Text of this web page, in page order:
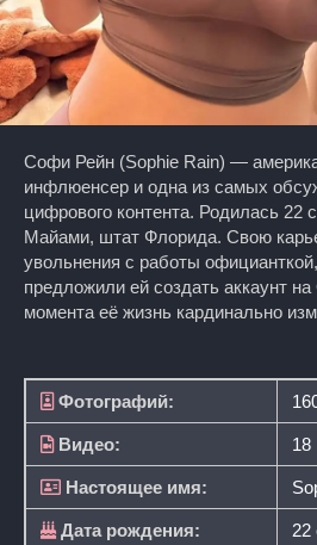
Софи Рейн (Sophie Rain) —
инфлюенсер и одна из самых
цифрового контента. Родилась 22
Майами, штат Флорида. Свою
увольнения с работы
предложили ей создать аккаунт
момента её жизнь кардинально
Фотографий:
Видео: 18
Настоящее имя:
Дата рождения: 22